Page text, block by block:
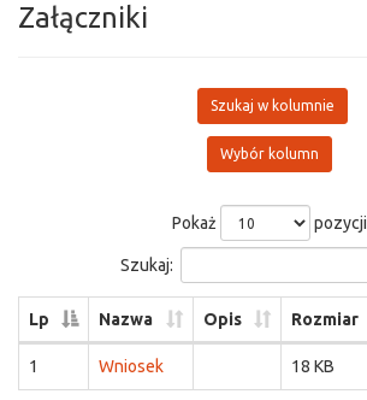
Załączniki
Szukaj w kolumnie
Wybór kolumn
Pokaż pozycji
Szukaj:
Lp Nazwa Opis Rozmiar
1 Wniosek 18 KB